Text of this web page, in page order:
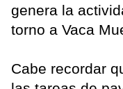
genera la
torno a Vaca
Cabe recordar